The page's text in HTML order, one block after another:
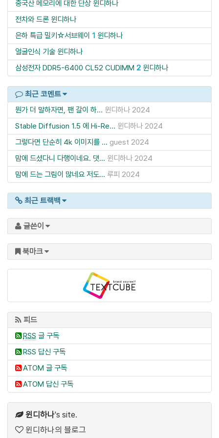
중국산 메모리에 대한 단상 윈디하나
전차와 드론 윈디하나
은하 특급 밀키☆서브웨이 1 윈디하나
얼굴인식 기술 윈디하나
삼성전자 DDR5-6400 CL52 CUDIMM 2 윈디하나
최근 코멘트
뭔가 더 말하자면, 팬 갈이 하... 윈디하나 2024
Stable Diffusion 1.5 에 Hi-Re... 윈디하나 2024
그렇다면 단순히 4k 이미지를 ... guest 2024
맘에 드셨다니 다행이네요. 댓... 윈디하나 2024
맘에 드는 그림이 많네요 저도... 루피 2024
최근 트랙백
글쓴이
북마크
피드
RSS 글 구독
RSS 답신 구독
ATOM 글 구독
ATOM 답신 구독
윈디하나's site.
윈디하나의 블로그